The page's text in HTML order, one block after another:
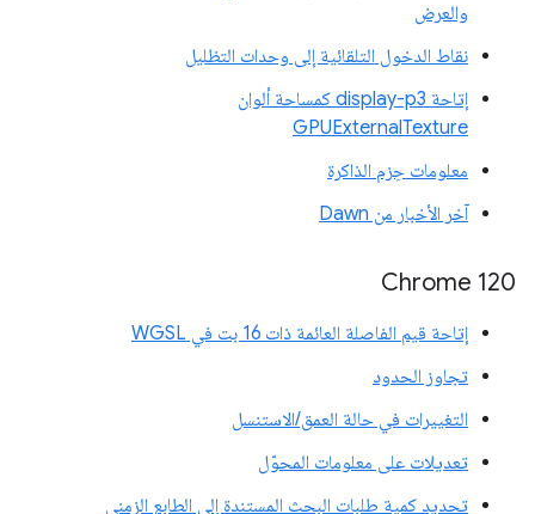
والعرض
نقاط الدخول التلقائية إلى وحدات التظليل
إتاحة display-p3 كمساحة ألوان
GPUExternalTexture
معلومات حِزم الذاكرة
آخر الأخبار من Dawn
‫Chrome 120
إتاحة قيم الفاصلة العائمة ذات 16 بت في WGSL
تجاوز الحدود
التغييرات في حالة العمق/الاستنسل
تعديلات على معلومات المحوّل
تحديد كمية طلبات البحث المستندة إلى الطابع الزمني